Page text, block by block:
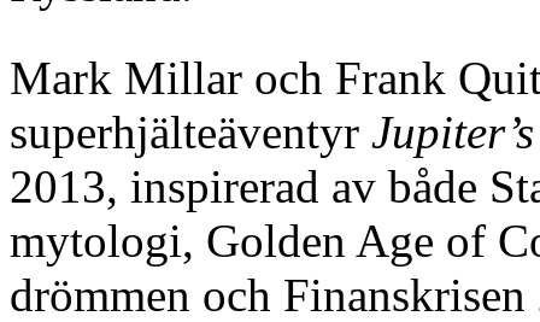
Mark Millar och Frank
superhjälteäventyr
2013, inspirerad av både
mytologi, Golden Age of
drömmen och